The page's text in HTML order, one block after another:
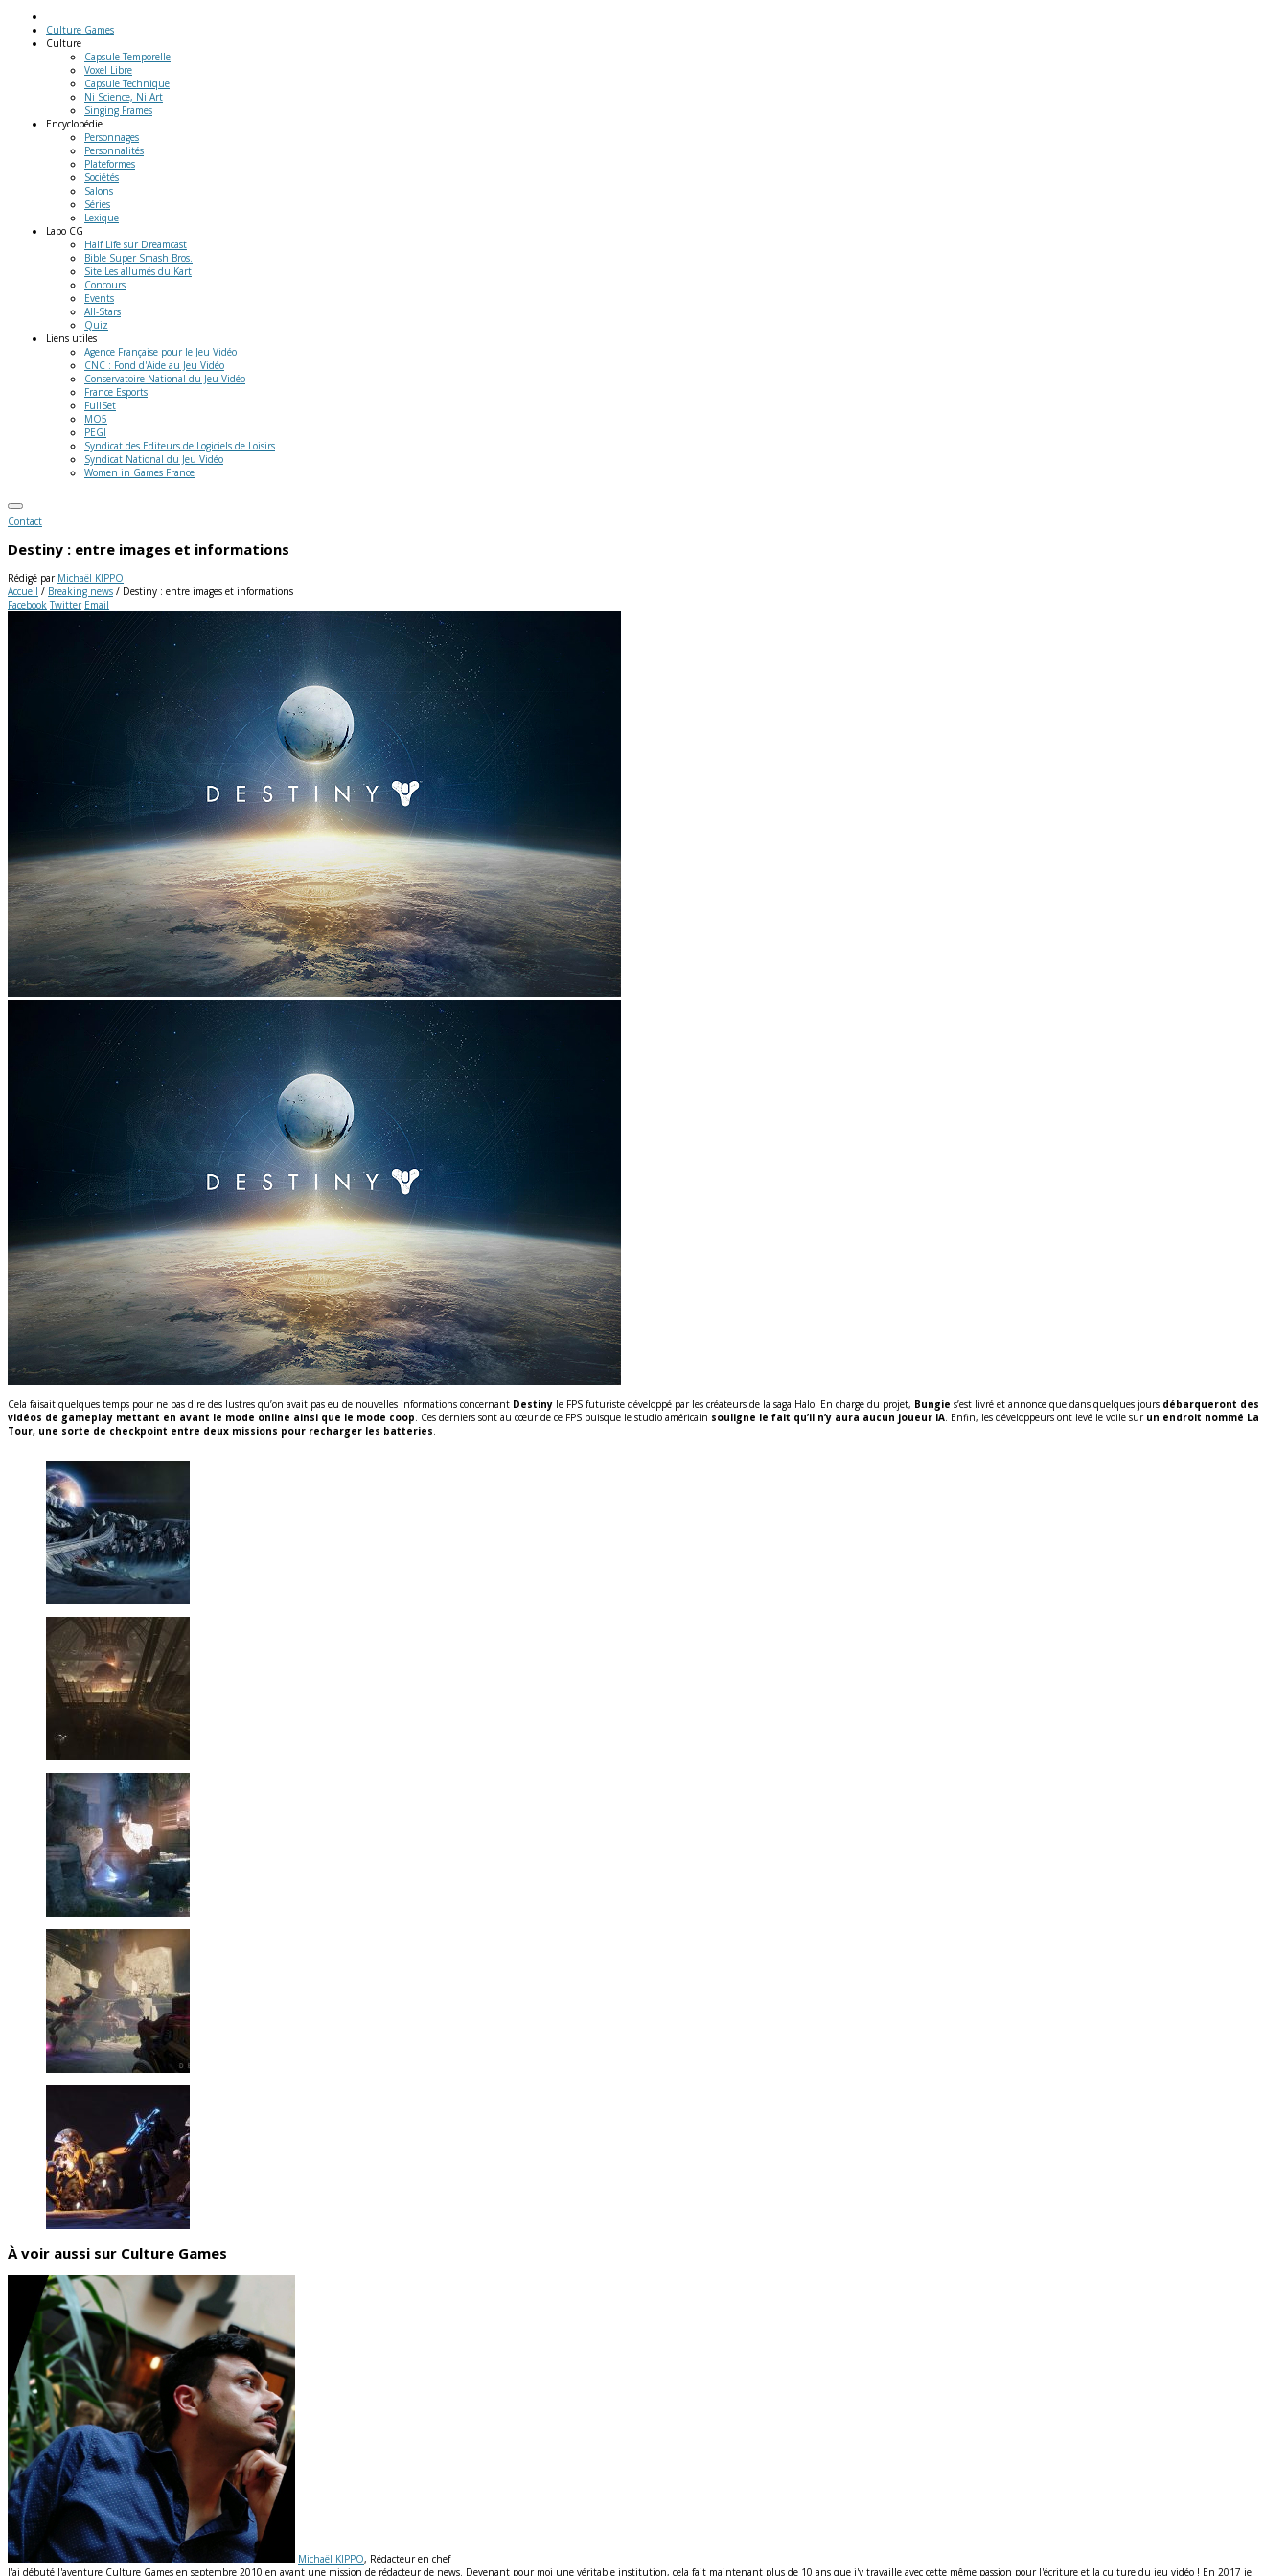
Culture Games
Culture
Capsule Temporelle
Voxel Libre
Capsule Technique
Ni Science, Ni Art
Singing Frames
Encyclopédie
Personnages
Personnalités
Plateformes
Sociétés
Salons
Séries
Lexique
Labo CG
Half Life sur Dreamcast
Bible Super Smash Bros.
Site Les allumés du Kart
Concours
Events
All-Stars
Quiz
Liens utiles
Agence Française pour le Jeu Vidéo
CNC : Fond d'Aide au Jeu Vidéo
Conservatoire National du Jeu Vidéo
France Esports
FullSet
MO5
PEGI
Syndicat des Editeurs de Logiciels de Loisirs
Syndicat National du Jeu Vidéo
Women in Games France
Contact
Destiny : entre images et informations
Rédigé par Michaël KIPPO
Accueil / Breaking news / Destiny : entre images et informations
Facebook Twitter Email
Cela faisait quelques temps pour ne pas dire des lustres qu’on avait pas eu de nouvelles informations concernant Destiny le FPS futuriste développé par les créateurs de la saga Halo. En charge du projet, Bungie s’est livré et annonce que dans quelques jours débarqueront des
vidéos de gameplay mettant en avant le mode online ainsi que le mode coop. Ces derniers sont au cœur de ce FPS puisque le studio américain souligne le fait qu’il n’y aura aucun joueur IA. Enfin, les développeurs ont levé le voile sur un endroit nommé La
Tour, une sorte de checkpoint entre deux missions pour recharger les batteries.
À voir aussi sur Culture Games
Michaël KIPPO, Rédacteur en chef
J'ai débuté l'aventure Culture Games en septembre 2010 en ayant une mission de rédacteur de news. Devenant pour moi une véritable institution, cela fait maintenant plus de 10 ans que j'y travaille avec cette même passion pour l'écriture et la culture du jeu vidéo ! En 2017 je